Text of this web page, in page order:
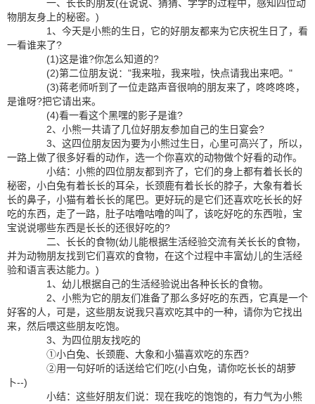
一、长长的朋友(在说说、猜猜、学学的过程中，感知四位动
物朋友身上的秘密。)
1、今天是小熊的生日，它的好朋友都来为它庆祝生日了，看
一看谁来了?
(1)这是谁?你怎么知道的?
(2)第二位朋友说："我来啦，我来啦，快点请我出来吧。"
(3)蒋老师听到了一位走路声音很响的朋友来了，咚咚咚咚，
是谁呀?把它请出来。
(4)看一看这个黑嘿的影子是谁?
2、小熊一共请了几位好朋友参加自己的生日宴会?
3、这四位朋友因为要为小熊过生日，心里可高兴了，所以，
一路上做了很多好看的动作，选一个你喜欢的动物做个好看的动作。
小结：小熊的四位朋友都到齐了，它们的身上都有着长长的
秘密，小白兔有着长长的耳朵，长颈鹿有着长长的脖子，大象有着长
长的鼻子，小猫有着长长的尾巴。更好玩的是它们还喜欢吃长长的好
吃的东西，走了一路，肚子咕噜咕噜的叫了，该吃好吃的东西啦，宝
宝说说哪些东西是长长的还很好吃的?
二、长长的食物(幼儿能根据生活经验交流有关长长的食物，
并为动物朋友找到它们喜欢的食物，在这个过程中丰富幼儿的生活经
验和语言表达能力。)
1、幼儿根据自己的生活经验说出各种长长的食物。
2、小熊为它的朋友们准备了那么多好吃的东西，它真是一个
好客的人，可是，这些朋友说我只喜欢吃其中的一种，请你为它找出
来，然后喂这些朋友吃饱。
3、为四位朋友找吃的
①小白兔、长颈鹿、大象和小猫喜欢吃的东西?
②用一句好听的话送给它们吃(小白兔，请你吃长长的胡萝
卜--)
小结：这些好朋友们说：现在我吃的饱饱的，有力气为小熊